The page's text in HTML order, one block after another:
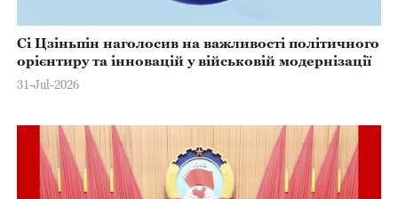
Сі Цзіньпін наголосив на важливості політичного
орієнтиру та інновацій у військовій модернізації
31-Jul-2026